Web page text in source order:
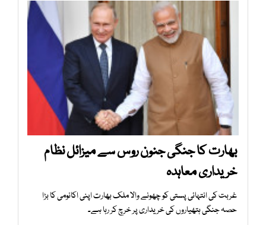
بھارت کا جنگی جنون روس سے میزائل نظام
خریداری معاہدہ
غربت کی انتہائی پستی کو چھونے والا ملک بھارت اپنی اکانومی کا بڑا
حصہ جنگی ہتھیاروں کی خریداری پر خرچ کر رہا ہے۔